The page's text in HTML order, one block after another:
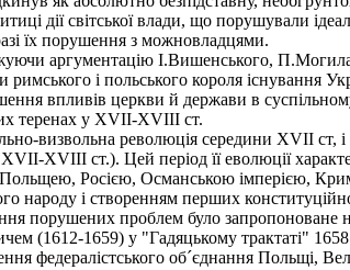
дії світської влади, що порушували
їх порушення з можновладцями.
аргументацію І.Вишенського, П.Могила
римського і польського короля існування
впливів церкви й держави в
теренах у XVII-XVIII ст.
визвольна революція середини XVII ст, і
XVIII ст.). Цей період її еволюції
Росією, Османською імперією,
народу і створенням перших
порушених проблем було запропоноване
(1612-1659) у "Гадяцькому трактаті"
федералістського об´єднання Польщі,